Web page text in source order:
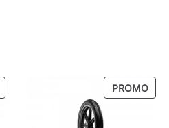
PROMO